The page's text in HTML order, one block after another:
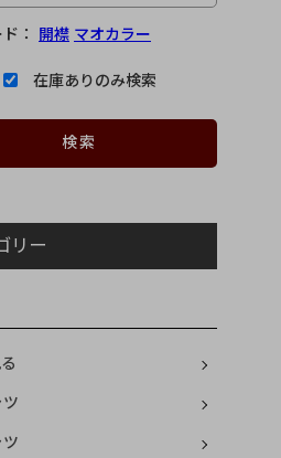
： 開襟 マオカラー
在庫ありのみ検索
リー
ツ
ツ